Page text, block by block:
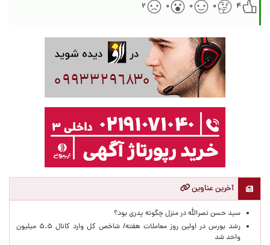
۴
۰ ۰ ۰ ۲
آخرین عناوین
سید حسن نصرالله در منزل چگونه پدری بود؟
رشد بورس در اولین روز معاملات هفته/ شاخص کل وارد کانال ۵.۵ میلیون
واحد شد